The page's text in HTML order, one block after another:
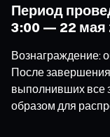
Период
3:00 — 22 мая
Вознаграждение:
После
выполнивших все
образом для